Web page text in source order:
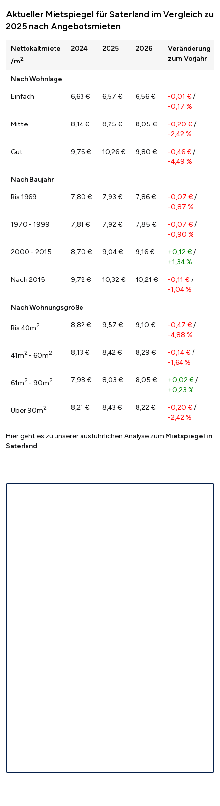
Aktueller Mietspiegel für Saterland im Vergleich zu
2025 nach Angebotsmieten
Nettokaltmiete
/m2
2024 2025 2026
Veränderung
zum Vorjahr
Nach Wohnlage
Einfach 6,63 € 6,57 € 6,56 € -0,01 € /
-0,17 %
Mittel 8,14 € 8,25 € 8,05 € -0,20 € /
-2,42 %
Gut 9,76 € 10,26 € 9,80 € -0,46 € /
-4,49 %
Nach Baujahr
Bis 1969 7,80 € 7,93 € 7,86 € -0,07 € /
-0,87 %
1970 - 1999 7,81 € 7,92 € 7,85 € -0,07 € /
-0,90 %
2000 - 2015 8,70 € 9,04 € 9,16 € +0,12 € /
+1,34 %
Nach 2015 9,72 € 10,32 € 10,21 € -0,11 € /
-1,04 %
Nach Wohnungsgröße
Bis 40m2 8,82 € 9,57 € 9,10 € -0,47 € /
-4,88 %
41m2 - 60m2 8,13 € 8,42 € 8,29 € -0,14 € /
-1,64 %
61m2 - 90m2 7,98 € 8,03 € 8,05 € +0,02 € /
+0,23 %
Über 90m2 8,21 € 8,43 € 8,22 € -0,20 € /
-2,42 %
Hier geht es zu unserer ausführlichen Analyse zum Mietspiegel in
Saterland